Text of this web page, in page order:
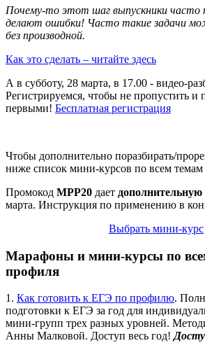
Почему-то этот шаг выпускники
делают ошибки! Часто такие задачи
без производной.
Как это сделать – читайте здесь
А в субботу, 28 марта, в 17.00 - видео-
Регистрируемся, чтобы не пропустить и
первыми! Бесплатная регистрация
Чтобы дополнительно поразбирать/
ниже список мини-курсов по всем
Промокод МРР20 дает дополнительную
марта. Инструкция по применению в
Выбрать мини-курс
Марафоны и мини-курсы по
профиля
1. Как готовить к ЕГЭ по профилю.
подготовки к ЕГЭ за год для
мини-групп трех разных уровней.
Анны Малковой. Доступ весь год!